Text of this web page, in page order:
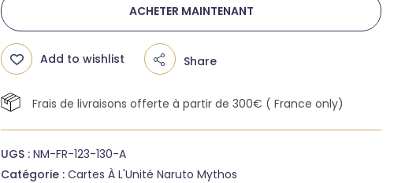
ACHETER MAINTENANT
Add to wishlist Share
Frais de livraisons offerte à partir de 300€ ( France only)
UGS :NM-FR-123-130-A
Catégorie :Cartes À L'Unité Naruto Mythos